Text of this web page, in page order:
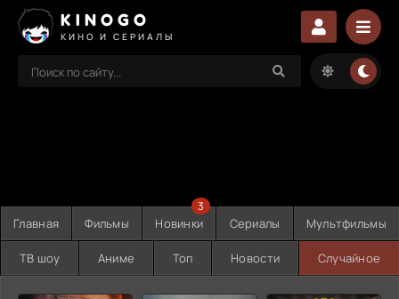
KINOGO
КИНО И СЕРИАЛЫ
Главная Фильмы Новинки
3
Сериалы Мультфильмы
ТВ шоу Аниме Топ Новости Случайное